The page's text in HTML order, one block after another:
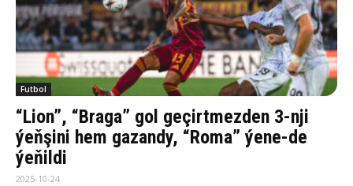
Futbol
“Lion”, “Braga” gol geçirtmezden 3-nji
ýeňşini hem gazandy, “Roma” ýene-de
ýeňildi
2025-10-24